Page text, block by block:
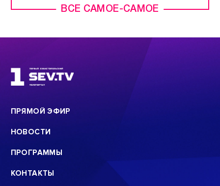
ВСЕ САМОЕ-САМОЕ
ПРЯМОЙ ЭФИР
НОВОСТИ
ПРОГРАММЫ
КОНТАКТЫ